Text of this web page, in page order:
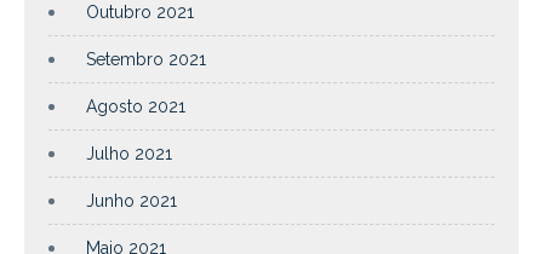
Outubro 2021
Setembro 2021
Agosto 2021
Julho 2021
Junho 2021
Maio 2021